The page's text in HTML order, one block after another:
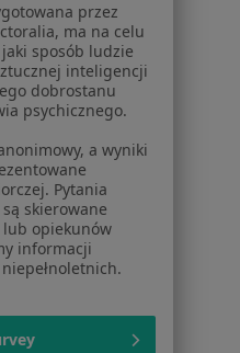
przez
ma na celu
sposób ludzie
inteligencji
dobrostanu
psychicznego.
a wyniki
Pytania
skierowane
lub opiekunów
informacji